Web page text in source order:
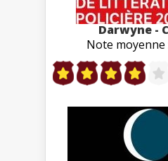
Darwyne -
Note moyenne